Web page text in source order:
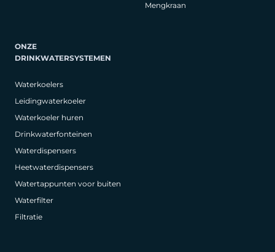
Mengkraan
ONZE
DRINKWATERSYSTEMEN
Waterkoelers
Leidingwaterkoeler
Waterkoeler huren
Drinkwaterfonteinen
Waterdispensers
Heetwaterdispensers
Watertappunten voor buiten
Waterfilter
Filtratie